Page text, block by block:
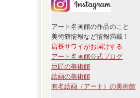
アート名画館の作品のこと
美術館情報など情報満載！
店長サワイがお届けする
アート名画館公式ブログ
巨匠の美術館
絵画の美術館
有名絵画（アート）の美術館